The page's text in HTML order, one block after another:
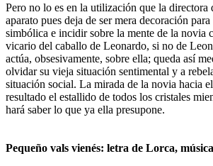
Pero no lo es en la utilización que la directora
aparato pues deja de ser mera decoración
simbólica e incidir sobre la mente de la novia
vicario del caballo de Leonardo, si no de
actúa, obsesivamente, sobre ella; queda así
olvidar su vieja situación sentimental y a
situación social. La mirada de la novia hacia
resultado el estallido de todos los cristales
hará saber lo que ya ella presupone.
Pequeño vals vienés: letra de Lorca,